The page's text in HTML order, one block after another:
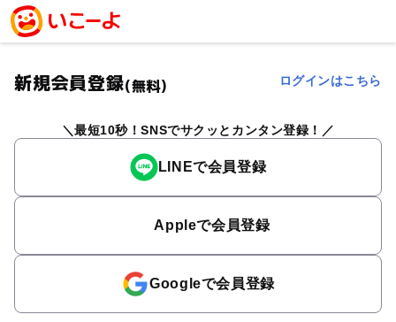
新規会員登録(無料) ログインはこちら
最短10秒！SNSでサクッとカンタン登録！
LINEで会員登録
Appleで会員登録
Googleで会員登録